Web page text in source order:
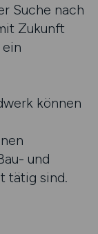
Suche nach
Zukunft
können
und
tätig sind.